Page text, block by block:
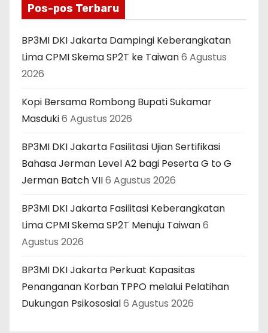
Pos-pos Terbaru
BP3MI DKI Jakarta Dampingi Keberangkatan
Lima CPMI Skema SP2T ke Taiwan6 Agustus
2026
Kopi Bersama Rombong Bupati Sukamar
Masduki6 Agustus 2026
BP3MI DKI Jakarta Fasilitasi Ujian Sertifikasi
Bahasa Jerman Level A2 bagi Peserta G to G
Jerman Batch VII6 Agustus 2026
BP3MI DKI Jakarta Fasilitasi Keberangkatan
Lima CPMI Skema SP2T Menuju Taiwan6
Agustus 2026
BP3MI DKI Jakarta Perkuat Kapasitas
Penanganan Korban TPPO melalui Pelatihan
Dukungan Psikososial6 Agustus 2026